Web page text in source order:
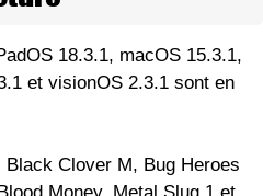
18.3.1, macOS 15.3.1,
et visionOS 2.3.1 sont en
Black Clover M, Bug Heroes